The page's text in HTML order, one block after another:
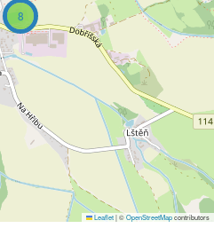
8
Leaflet|©OpenStreetMapcontributors